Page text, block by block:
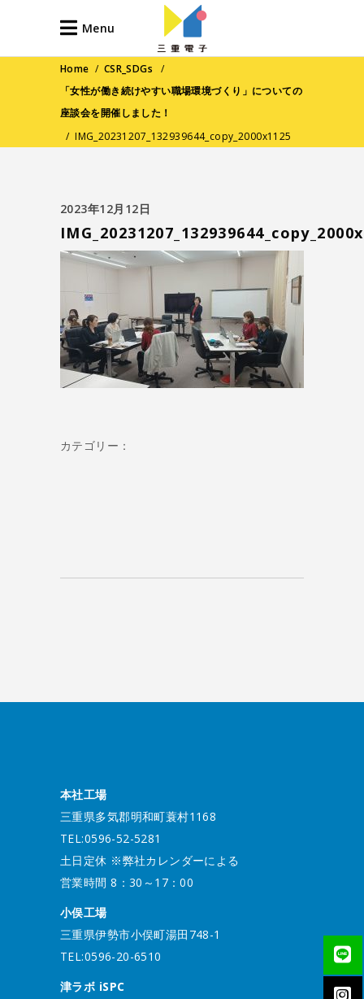
Menu
Home / CSR_SDGs
/
「女性が働き続けやすい職場環境づくり」についての
座談会を開催しました！
/IMG_20231207_132939644_copy_2000x1125
2023年12月12日
カテゴリー：
本社工場
三重県多気郡明和町蓑村1168
TEL:0596-52-5281
土日定休 ※弊社カレンダーによる
営業時間 8：30～17：00
小俣工場
三重県伊勢市小俣町湯田748-1
TEL:0596-20-6510
津ラボ iSPC